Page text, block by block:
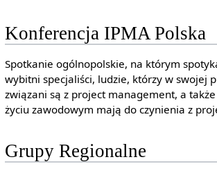
Konferencja IPMA Polska
Spotkanie ogólnopolskie, na którym
wybitni specjaliści, ludzie, którzy w swojej
związani są z project management, a
życiu zawodowym mają do czynienia z
Grupy Regionalne